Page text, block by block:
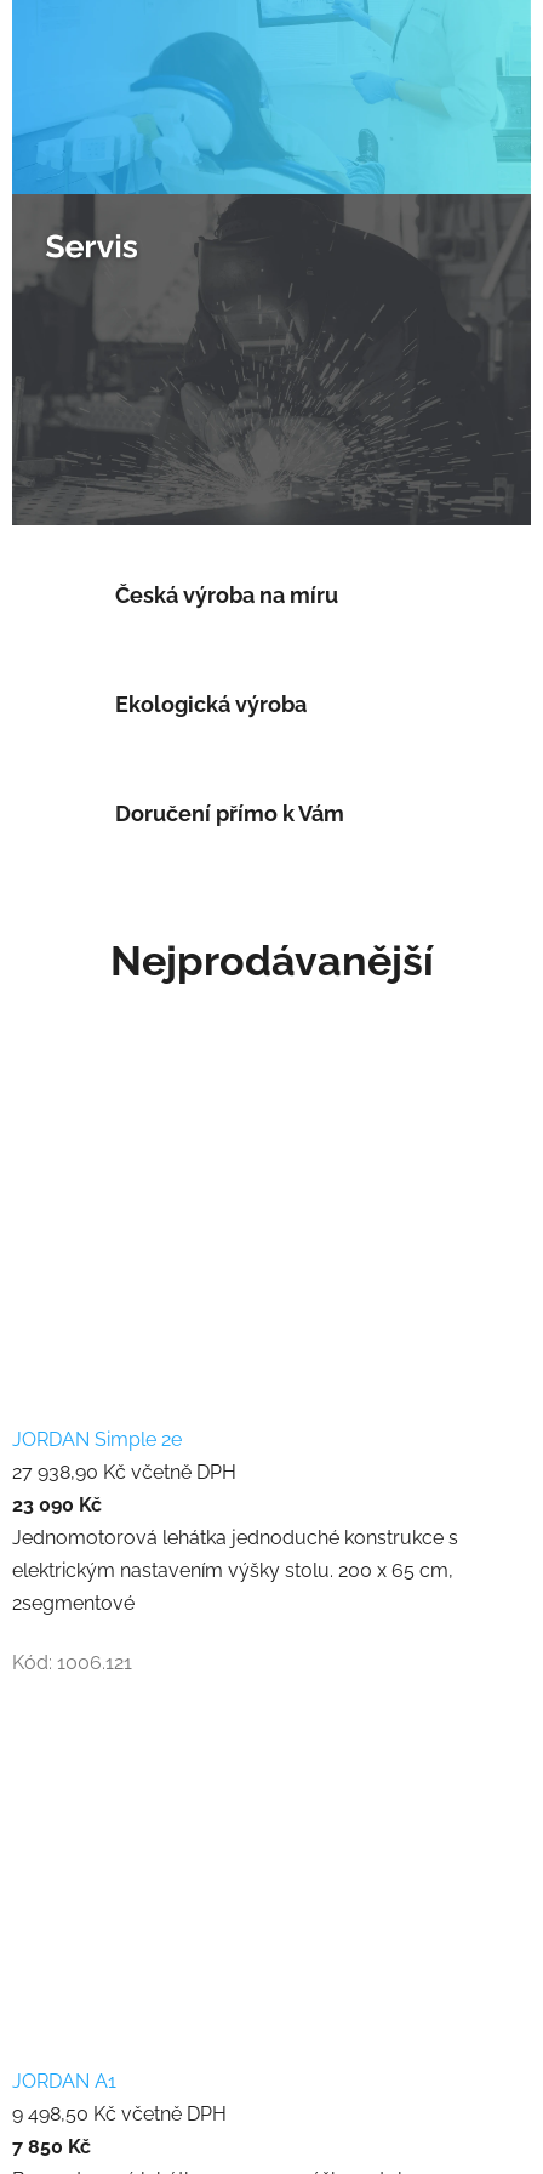
A
M
R
Česká výroba na míru
Ekologická výroba
Doručení přímo k Vám
Nejprodávanější
JORDAN Simple 2e
27 938,90 Kč včetně DPH
23 090 Kč
Jednomotorová lehátka jednoduché konstrukce s
elektrickým nastavením výšky stolu. 200 x 65 cm,
2segmentové
Kód: 1006.121
JORDAN A1
9 498,50 Kč včetně DPH
7 850 Kč